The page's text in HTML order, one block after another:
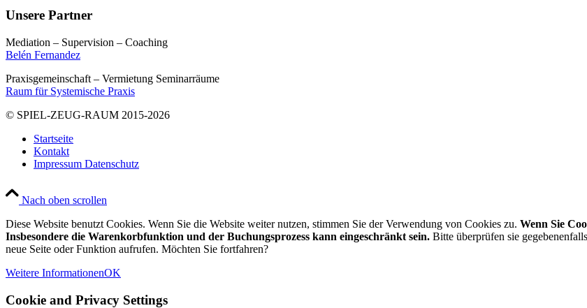
Unsere Partner
Mediation – Supervision – Coaching
Belén Fernandez
Praxisgemeinschaft – Vermietung Seminarräume
Raum für Systemische Praxis
© SPIEL-ZEUG-RAUM 2015-2026
Startseite
Kontakt
Impressum Datenschutz
Nach oben scrollen
Diese Website benutzt Cookies. Wenn Sie die Website weiter nutzen, stimmen Sie der Verwendung von Cookies zu. Wenn Sie
Insbesondere die Warenkorbfunktion und der Buchungsprozess kann eingeschränkt sein. Bitte überprüfen sie
neue Seite oder Funktion aufrufen. Möchten Sie fortfahren?
Weitere InformationenOK
Cookie and Privacy Settings